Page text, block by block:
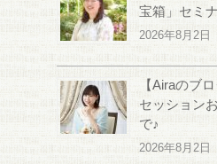
宝箱」セミ
2026年8月2日
【Airaのブ
セッション
で♪
2026年8月2日